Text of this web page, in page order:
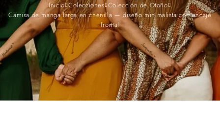
Inicio Colecciones Colección de Otoño
Camisa de manga larga en chenilla — diseño minimalista con encaje
frontal